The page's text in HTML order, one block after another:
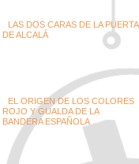
LAS DOS CARAS DE LA PUERTA
DE ALCALÁ
EL ORIGEN DE LOS COLORES
ROJO Y GUALDA DE LA
BANDERA ESPAÑOLA